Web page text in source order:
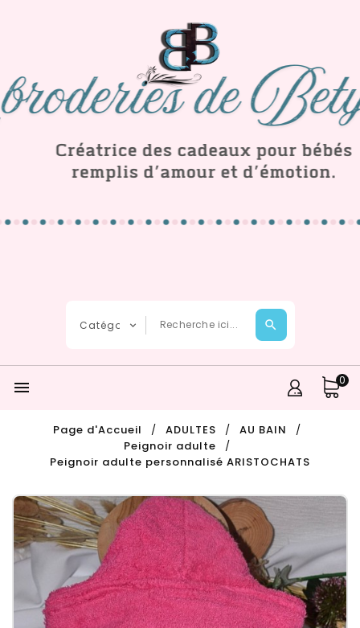
 0
Page d'Accueil ADULTES
AU BAIN
Peignoir adulte
Peignoir adulte personnalisé ARISTOCHATS